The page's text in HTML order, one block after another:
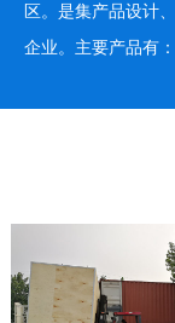
区。是集产品设计
企业。主要产品有